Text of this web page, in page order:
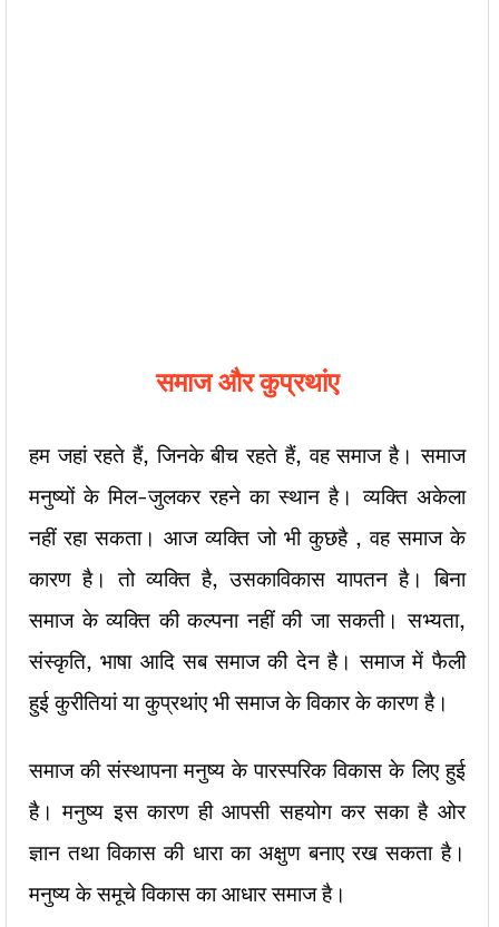
समाज और कुप्रथांए
हम जहां रहते हैं, जिनके बीच रहते हैं, वह समाज है। समाज
मनुष्यों के मिल-जुलकर रहने का स्थान है। व्यक्ति अकेला
नहीं रहा सकता। आज व्यक्ति जो भी कुछहै , वह समाज के
कारण है। तो व्यक्ति है, उसकाविकास यापतन है। बिना
समाज के व्यक्ति की कल्पना नहीं की जा सकती। सभ्यता,
संस्कृति, भाषा आदि सब समाज की देन है। समाज में फैली
हुई कुरीतियां या कुप्रथांए भी समाज के विकार के कारण है।
समाज की संस्थापना मनुष्य के पारस्परिक विकास के लिए हुई
है। मनुष्य इस कारण ही आपसी सहयोग कर सका है ओर
ज्ञान तथा विकास की धारा का अक्षुण बनाए रख सकता है।
मनुष्य के समूचे विकास का आधार समाज है।